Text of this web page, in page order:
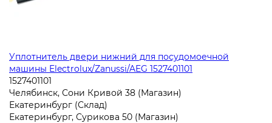
Уплотнитель двери нижний для посудомоечной
машины Electrolux/Zanussi/AEG 1527401101
1527401101
Челябинск, Сони Кривой 38 (Магазин)
Екатеринбург (Склад)
Екатеринбург, Сурикова 50 (Магазин)